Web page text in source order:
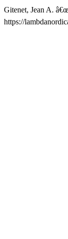
Gitenet, Jean A.
https://